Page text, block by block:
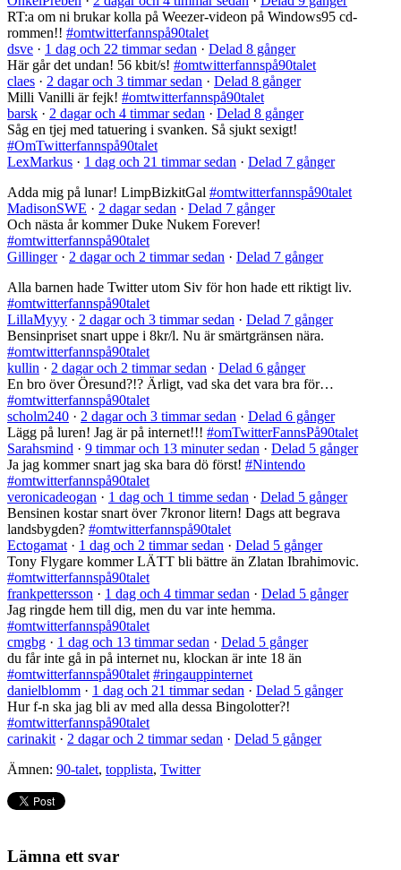
RT:a om ni brukar kolla på Weezer-videon på Windows95 cd-
rommen!! #omtwitterfannspå90talet
dsve · 1 dag och 22 timmar sedan · Delad 8 gånger
Här går det undan! 56 kbit/s! #omtwitterfannspå90talet
claes · 2 dagar och 3 timmar sedan · Delad 8 gånger
Milli Vanilli är fejk! #omtwitterfannspå90talet
barsk · 2 dagar och 4 timmar sedan · Delad 8 gånger
Såg en tjej med tatuering i svanken. Så sjukt sexigt!
#OmTwitterfannspå90talet
LexMarkus · 1 dag och 21 timmar sedan · Delad 7 gånger
Adda mig på lunar! LimpBizkitGal #omtwitterfannspå90talet
MadisonSWE · 2 dagar sedan · Delad 7 gånger
Och nästa år kommer Duke Nukem Forever!
#omtwitterfannspå90talet
Gillinger· 2 dagar och 2 timmar sedan · Delad 7 gånger
Alla barnen hade Twitter utom Siv för hon hade ett riktigt liv.
#omtwitterfannspå90talet
LillaMyyy · 2 dagar och 3 timmar sedan · Delad 7 gånger
Bensinpriset snart uppe i 8kr/l. Nu är smärtgränsen nära.
#omtwitterfannspå90talet
kullin · 2 dagar och 2 timmar sedan · Delad 6 gånger
En bro över Öresund?!? Ärligt, vad ska det vara bra för…
#omtwitterfannspå90talet
scholm240 · 2 dagar och 3 timmar sedan · Delad 6 gånger
Lägg på luren! Jag är på internet!!! #omTwitterFannsPå90talet
Sarahsmind · 9 timmar och 13 minuter sedan · Delad 5 gånger
Ja jag kommer snart jag ska bara dö först! #Nintendo
#omtwitterfannspå90talet
veronicadeogan · 1 dag och 1 timme sedan · Delad 5 gånger
Bensinen kostar snart över 7kronor litern! Dags att begrava
landsbygden? #omtwitterfannspå90talet
Ectogamat · 1 dag och 2 timmar sedan · Delad 5 gånger
Tony Flygare kommer LÄTT bli bättre än Zlatan Ibrahimovic.
#omtwitterfannspå90talet
frankpettersson · 1 dag och 4 timmar sedan · Delad 5 gånger
Jag ringde hem till dig, men du var inte hemma.
#omtwitterfannspå90talet
cmgbg · 1 dag och 13 timmar sedan · Delad 5 gånger
du får inte gå in på internet nu, klockan är inte 18 än
#omtwitterfannspå90talet #ringauppinternet
danielblomm · 1 dag och 21 timmar sedan · Delad 5 gånger
Hur f-n ska jag bli av med alla dessa Bingolotter?!
#omtwitterfannspå90talet
carinakit · 2 dagar och 2 timmar sedan · Delad 5 gånger
Ämnen: 90-talet, topplista, Twitter
Lämna ett svar